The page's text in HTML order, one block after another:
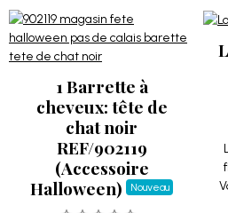
1 Barrette à
cheveux: tête de
chat noir
REF/902119
(Accessoire
Halloween)
Nouveau